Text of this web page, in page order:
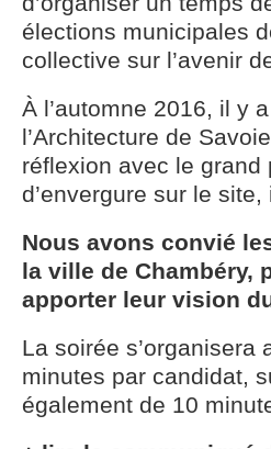
élections municipales
collective sur l’avenir
À l’automne 2016, il y
l’Architecture de
réflexion avec le
d’envergure sur le
Nous avons convié
la ville de Chambéry,
apporter leur vision
La soirée s’organisera
minutes par candidat,
également de 10